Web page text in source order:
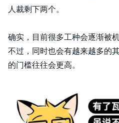
人裁剩下两个。
确实，目前很多工种会逐渐被
不过，同时也会有越来越多的
的门槛往往会更高。